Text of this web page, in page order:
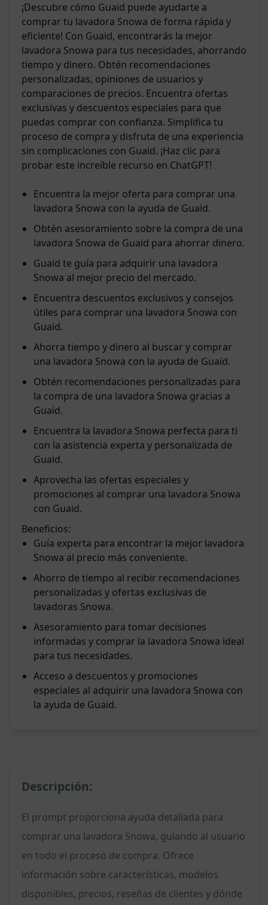
¡Descubre cómo Guaid puede ayudarte a
comprar tu lavadora Snowa de forma rápida y
eficiente! Con Guaid, encontrarás la mejor
lavadora Snowa para tus necesidades, ahorrando
tiempo y dinero. Obtén recomendaciones
personalizadas, opiniones de usuarios y
comparaciones de precios. Encuentra ofertas
exclusivas y descuentos especiales para que
puedas comprar con confianza. Simplifica tu
proceso de compra y disfruta de una experiencia
sin complicaciones con Guaid. ¡Haz clic para
probar este increíble recurso en ChatGPT!
Encuentra la mejor oferta para comprar una
lavadora Snowa con la ayuda de Guaid.
Obtén asesoramiento sobre la compra de una
lavadora Snowa de Guaid para ahorrar dinero.
Guaid te guía para adquirir una lavadora
Snowa al mejor precio del mercado.
Encuentra descuentos exclusivos y consejos
útiles para comprar una lavadora Snowa con
Guaid.
Ahorra tiempo y dinero al buscar y comprar
una lavadora Snowa con la ayuda de Guaid.
Obtén recomendaciones personalizadas para
la compra de una lavadora Snowa gracias a
Guaid.
Encuentra la lavadora Snowa perfecta para ti
con la asistencia experta y personalizada de
Guaid.
Aprovecha las ofertas especiales y
promociones al comprar una lavadora Snowa
con Guaid.
Beneficios:
Guía experta para encontrar la mejor lavadora
Snowa al precio más conveniente.
Ahorro de tiempo al recibir recomendaciones
personalizadas y ofertas exclusivas de
lavadoras Snowa.
Asesoramiento para tomar decisiones
informadas y comprar la lavadora Snowa ideal
para tus necesidades.
Acceso a descuentos y promociones
especiales al adquirir una lavadora Snowa con
la ayuda de Guaid.
Descripción:
El prompt proporciona ayuda detallada para
comprar una lavadora Snowa, guiando al usuario
en todo el proceso de compra. Ofrece
información sobre características, modelos
disponibles, precios, reseñas de clientes y dónde